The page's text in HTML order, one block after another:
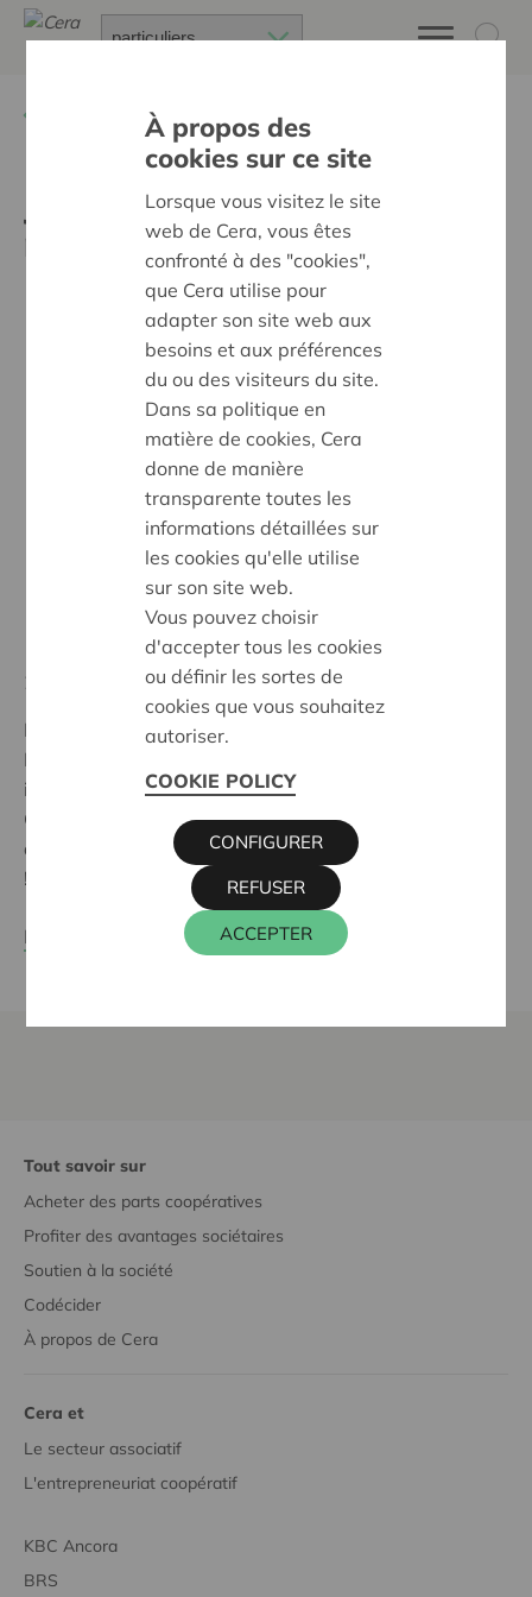
Calendrier
Journée sans voiture =
mobilité douce
21 septembre 2025
Bruxelles, Anvers, Malines, Louvain, Ostende et
Bruges célèbrent la journée sans voiture. L'occasion
idéale d'aller y faire un tour... en train.
Grâce au Mobility ticket de la SNCB, faites un
aller/retour dans toute la Belgique pour seulement € 8
!
En savoir plus
Tout savoir sur
Acheter des parts coopératives
Profiter des avantages sociétaires
Soutien à la société
Codécider
À propos de Cera
Cera et
Le secteur associatif
L'entrepreneuriat coopératif
KBC Ancora
BRS
À propos des
cookies sur ce site
Lorsque vous visitez le site
web de Cera, vous êtes
confronté à des "cookies",
que Cera utilise pour
adapter son site web aux
besoins et aux préférences
du ou des visiteurs du site.
Dans sa politique en
matière de cookies, Cera
donne de manière
transparente toutes les
informations détaillées sur
les cookies qu'elle utilise
sur son site web.
Vous pouvez choisir
d'accepter tous les cookies
ou définir les sortes de
cookies que vous souhaitez
autoriser.
COOKIE POLICY
ACCEPTER
REFUSER
CONFIGURER